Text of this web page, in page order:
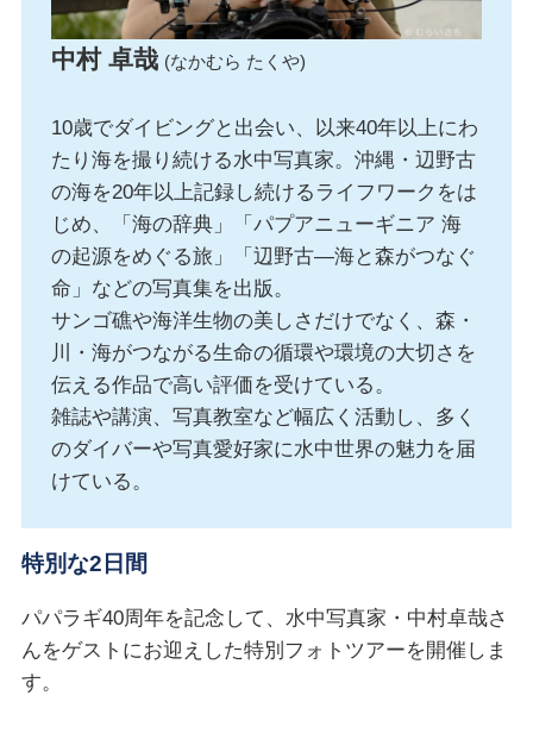
中村 卓哉 (なかむら たくや)
10歳でダイビングと出会い、以来40年以上にわ
たり海を撮り続ける水中写真家。沖縄・辺野古
の海を20年以上記録し続けるライフワークをは
じめ、「海の辞典」「パプアニューギニア 海
の起源をめぐる旅」「辺野古―海と森がつなぐ
命」などの写真集を出版。
サンゴ礁や海洋生物の美しさだけでなく、森・
川・海がつながる生命の循環や環境の大切さを
伝える作品で高い評価を受けている。
雑誌や講演、写真教室など幅広く活動し、多く
のダイバーや写真愛好家に水中世界の魅力を届
けている。
特別な2日間
パパラギ40周年を記念して、水中写真家・中村卓哉さ
んをゲストにお迎えした特別フォトツアーを開催しま
す。